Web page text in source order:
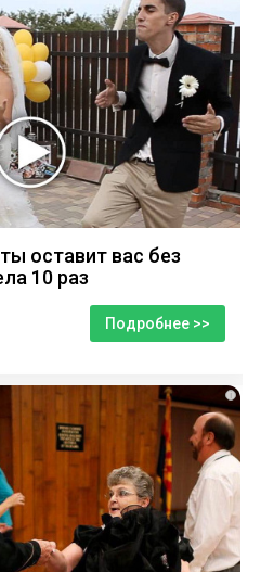
оставит вас без
10 раз
Подробнее >>
i